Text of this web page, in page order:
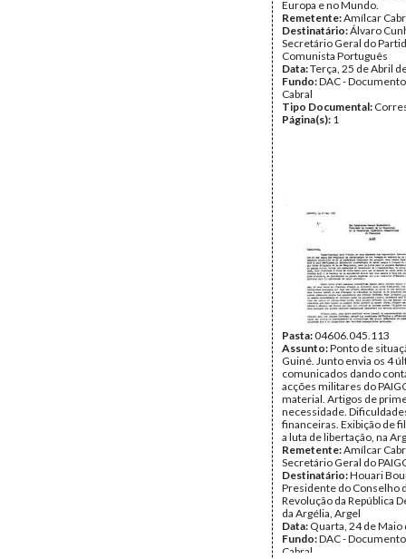
Europa e no Mundo.
Remetente:Amílcar
Destinatário:Álvaro
Secretário Geral do
Comunista Português
Data:Terça, 25 de Abril
Fundo:DAC -
Cabral
Tipo Documental:
Página(s): 1
Pasta:04606.045.113
Assunto:Ponto de
Guiné. Junto envia os 4
comunicados dando
acções militares do
material. Artigos de
necessidade.
financeiras. Exibição de
a luta de libertação, na
Remetente:Amílcar
Secretário Geral do
Destinatário:Houari
Presidente do Conselho
Revolução da República
da Argélia, Argel
Data: Quarta, 24 de Maio
Fundo:DAC -
Cabral